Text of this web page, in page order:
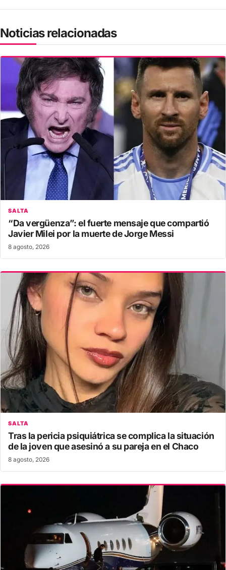
Noticias relacionadas
SALTA
“Da vergüenza”: el fuerte mensaje que compartió
Javier Milei por la muerte de Jorge Messi
8 agosto, 2026
SALTA
Tras la pericia psiquiátrica se complica la situación
de la joven que asesinó a su pareja en el Chaco
8 agosto, 2026